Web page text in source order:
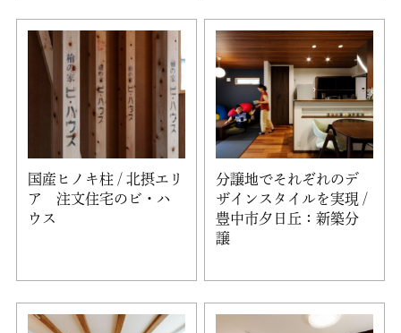
国産ヒノキ柱 / 北摂エリ
ア 注文住宅のビ・ハ
ウス
分譲地でそれぞれのデ
ザインスタイルを実現 /
豊中市夕日丘：新築分
譲